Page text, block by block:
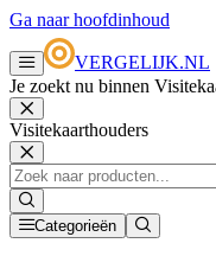
Ga naar hoofdinhoud
VERGELIJK.NL
Je zoekt nu binnen
Visitekaarthouders
Categorieën